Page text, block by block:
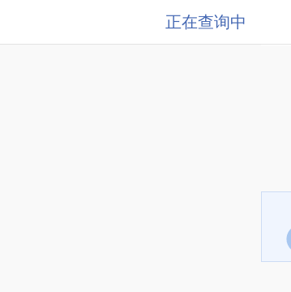
正在查询中